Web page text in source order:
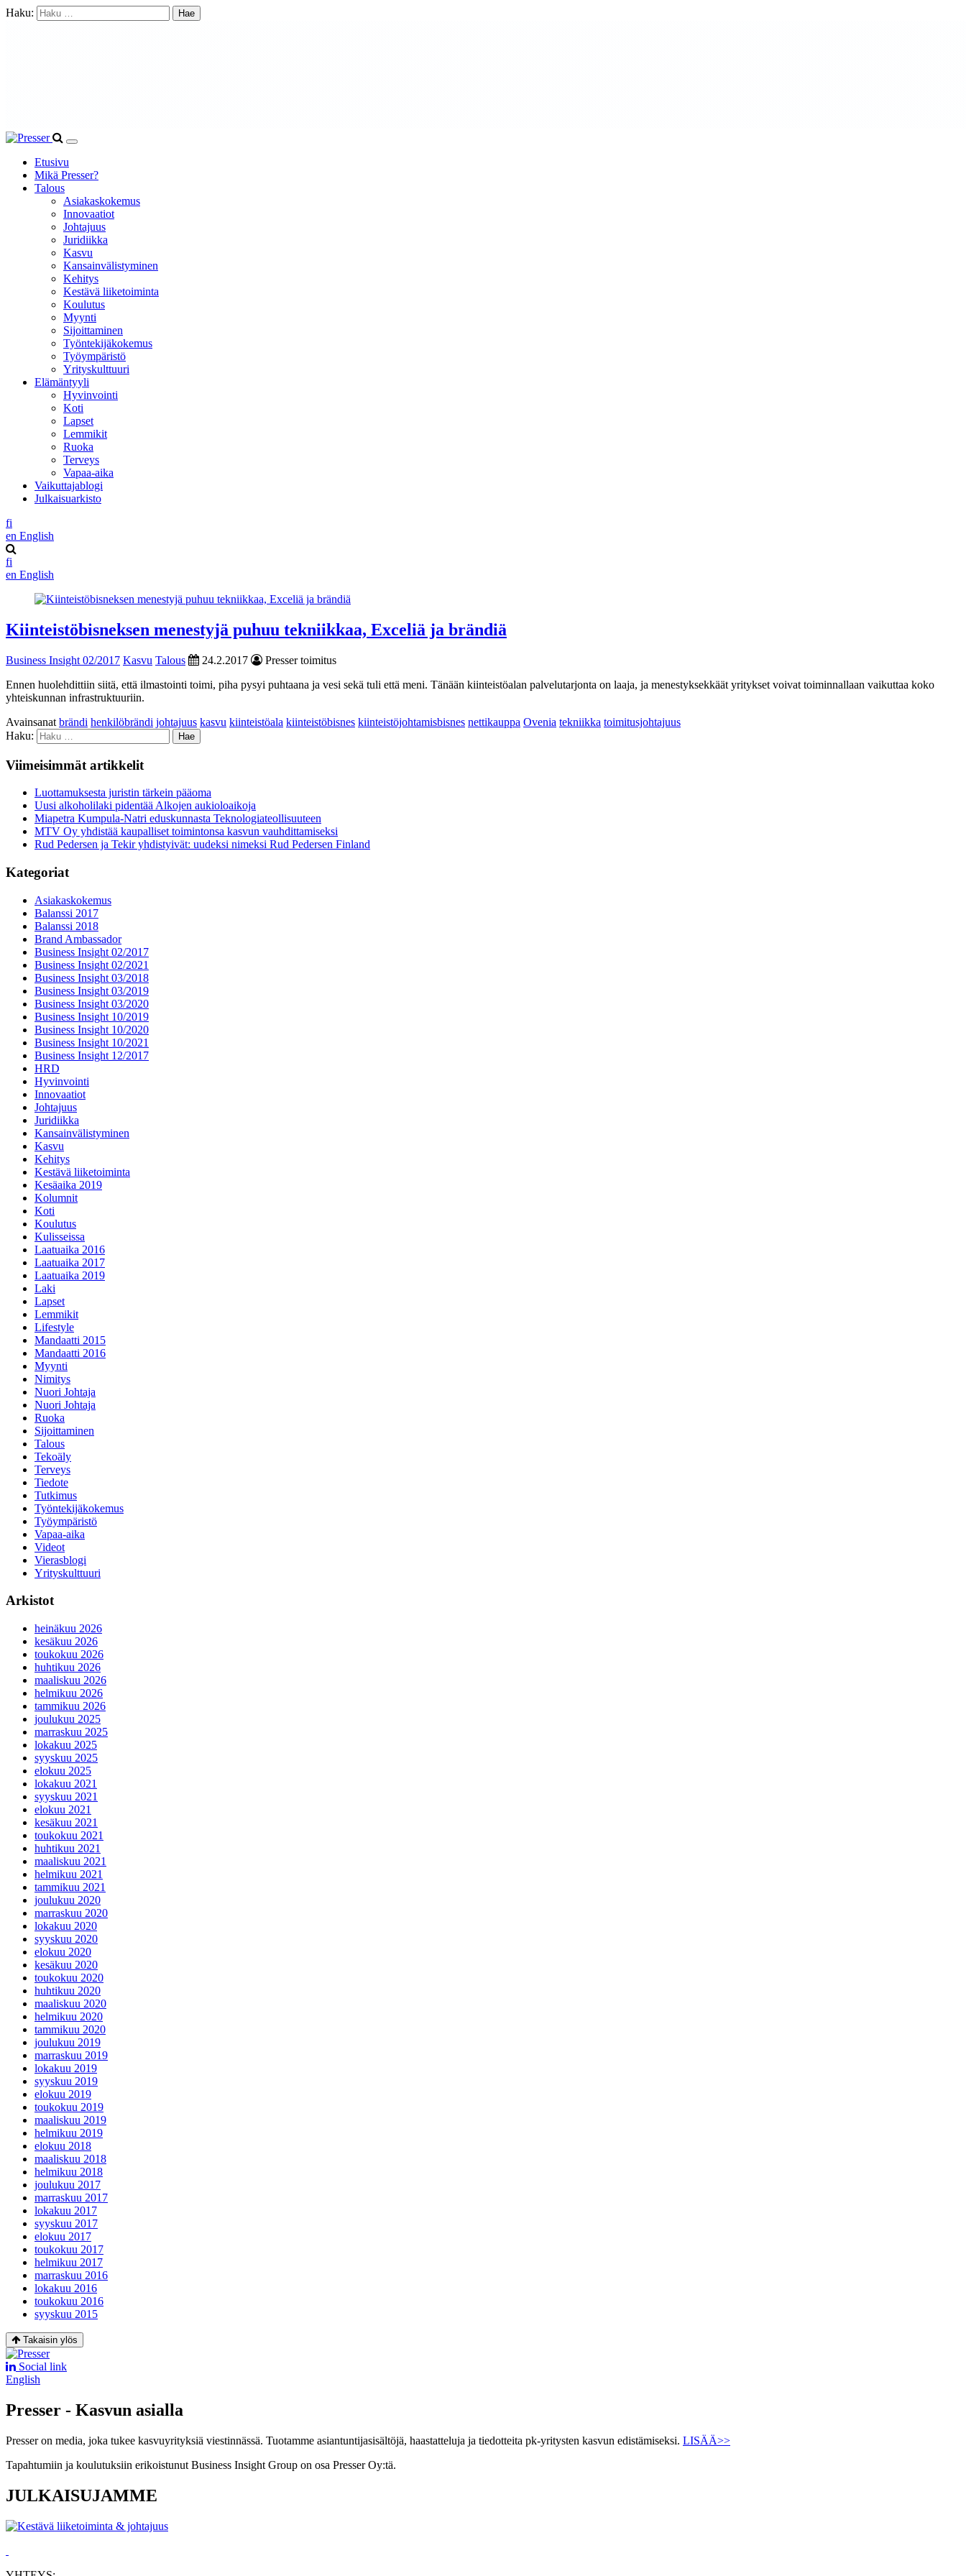
Haku:
Etusivu
Mikä Presser?
Talous
Asiakaskokemus
Innovaatiot
Johtajuus
Juridiikka
Kasvu
Kansainvälistyminen
Kehitys
Kestävä liiketoiminta
Koulutus
Myynti
Sijoittaminen
Työntekijäkokemus
Työympäristö
Yrityskulttuuri
Elämäntyyli
Hyvinvointi
Koti
Lapset
Lemmikit
Ruoka
Terveys
Vapaa-aika
Vaikuttajablogi
Julkaisuarkisto
fi
en English
fi
en English
Kiinteistöbisneksen menestyjä puhuu tekniikkaa, Exceliä ja brändiä
Business Insight 02/2017 Kasvu Talous 24.2.2017
Presser toimitus
Ennen huolehdittiin siitä, että ilmastointi toimi, piha pysyi puhtaana ja vesi sekä tuli että meni. Tänään kiinteistöalan palvelutarjonta on laaja, ja menestyksekkäät yritykset voivat toiminnallaan vaikuttaa koko
yhteiskunnan infrastruktuuriin.
Avainsanat brändi henkilöbrändi johtajuus kasvu kiinteistöala kiinteistöbisnes kiinteistöjohtamisbisnes nettikauppa Ovenia tekniikka toimitusjohtajuus
Haku:
Viimeisimmät artikkelit
Luottamuksesta juristin tärkein pääoma
Uusi alkoholilaki pidentää Alkojen aukioloaikoja
Miapetra Kumpula-Natri eduskunnasta Teknologiateollisuuteen
MTV Oy yhdistää kaupalliset toimintonsa kasvun vauhdittamiseksi
Rud Pedersen ja Tekir yhdistyivät: uudeksi nimeksi Rud Pedersen Finland
Kategoriat
Asiakaskokemus
Balanssi 2017
Balanssi 2018
Brand Ambassador
Business Insight 02/2017
Business Insight 02/2021
Business Insight 03/2018
Business Insight 03/2019
Business Insight 03/2020
Business Insight 10/2019
Business Insight 10/2020
Business Insight 10/2021
Business Insight 12/2017
HRD
Hyvinvointi
Innovaatiot
Johtajuus
Juridiikka
Kansainvälistyminen
Kasvu
Kehitys
Kestävä liiketoiminta
Kesäaika 2019
Kolumnit
Koti
Koulutus
Kulisseissa
Laatuaika 2016
Laatuaika 2017
Laatuaika 2019
Laki
Lapset
Lemmikit
Lifestyle
Mandaatti 2015
Mandaatti 2016
Myynti
Nimitys
Nuori Johtaja
Nuori Johtaja
Ruoka
Sijoittaminen
Talous
Tekoäly
Terveys
Tiedote
Tutkimus
Työntekijäkokemus
Työympäristö
Vapaa-aika
Videot
Vierasblogi
Yrityskulttuuri
Arkistot
heinäkuu 2026
kesäkuu 2026
toukokuu 2026
huhtikuu 2026
maaliskuu 2026
helmikuu 2026
tammikuu 2026
joulukuu 2025
marraskuu 2025
lokakuu 2025
syyskuu 2025
elokuu 2025
lokakuu 2021
syyskuu 2021
elokuu 2021
kesäkuu 2021
toukokuu 2021
huhtikuu 2021
maaliskuu 2021
helmikuu 2021
tammikuu 2021
joulukuu 2020
marraskuu 2020
lokakuu 2020
syyskuu 2020
elokuu 2020
kesäkuu 2020
toukokuu 2020
huhtikuu 2020
maaliskuu 2020
helmikuu 2020
tammikuu 2020
joulukuu 2019
marraskuu 2019
lokakuu 2019
syyskuu 2019
elokuu 2019
toukokuu 2019
maaliskuu 2019
helmikuu 2019
elokuu 2018
maaliskuu 2018
helmikuu 2018
joulukuu 2017
marraskuu 2017
lokakuu 2017
syyskuu 2017
elokuu 2017
toukokuu 2017
helmikuu 2017
marraskuu 2016
lokakuu 2016
toukokuu 2016
syyskuu 2015
Takaisin ylös
Social link
English
Presser - Kasvun asialla
Presser on media, joka tukee kasvuyrityksiä viestinnässä. Tuotamme asiantuntijasisältöjä, haastatteluja ja tiedotteita pk-yritysten kasvun edistämiseksi. LISÄÄ>>
Tapahtumiin ja koulutuksiin erikoistunut Business Insight Group on osa Presser Oy:tä.
JULKAISUJAMME